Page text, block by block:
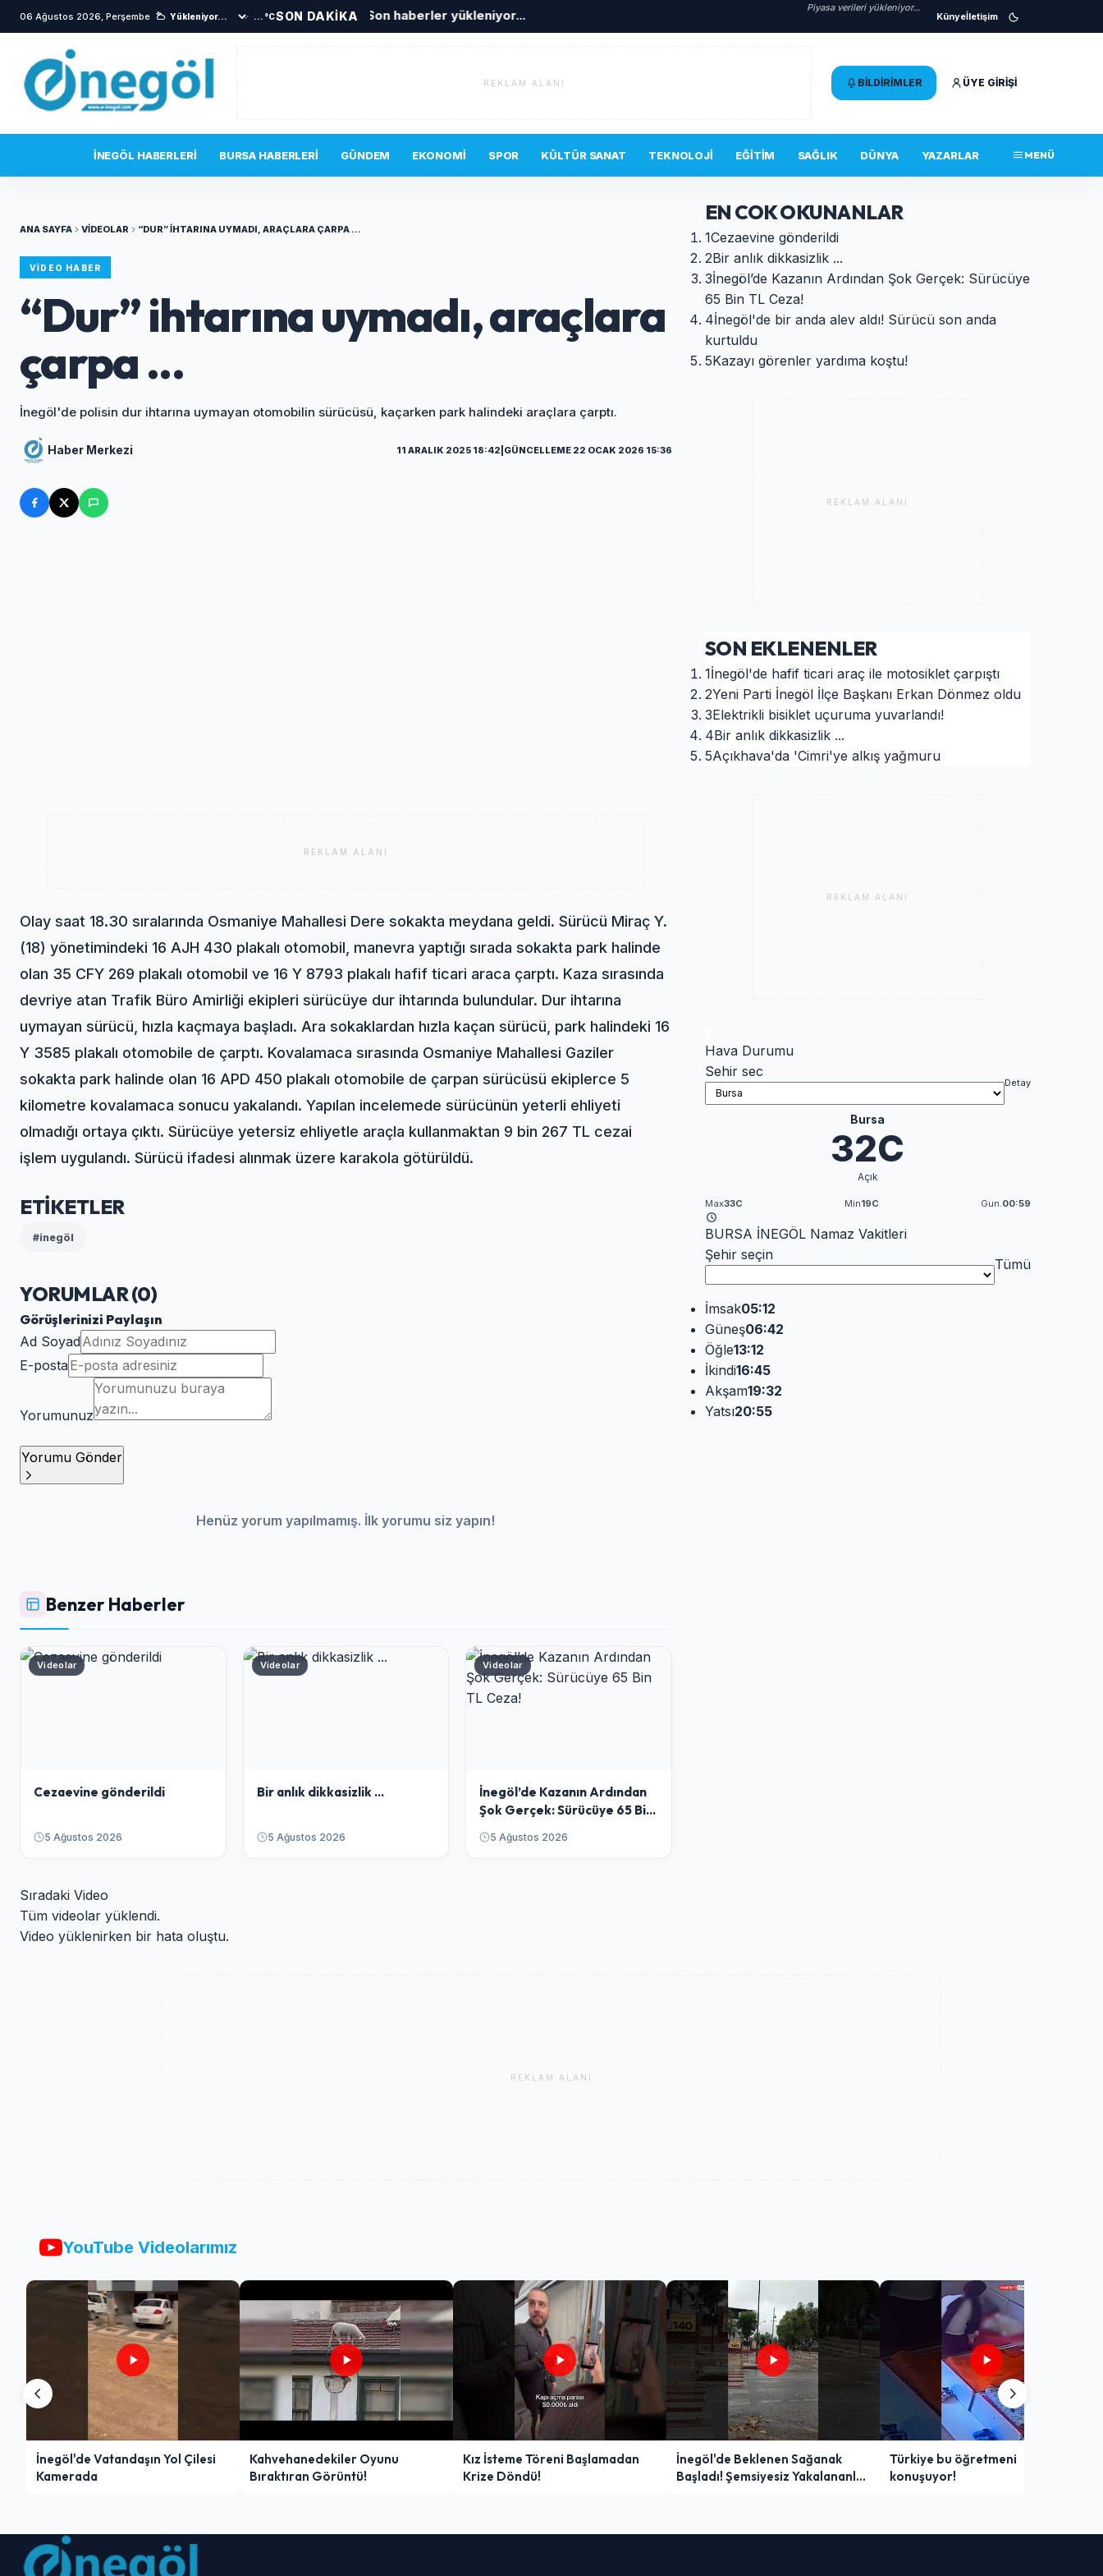
06 Ağustos 2026, Perşembe ...°CSON DAKİKA Son haberler yükleniyor... Piyasa verileri yükleniyor...
Künyeİletişim
REKLAM ALANI BILDIRIMLER ÜYE GIRIŞI
İNEGÖL HABERLERI BURSA HABERLERI GÜNDEM EKONOMI SPOR KÜLTÜR SANAT TEKNOLOJI EĞITIM SAĞLIK DÜNYA YAZARLAR MENÜ
ANA SAYFA VIDEOLAR “DUR” IHTARINA UYMADI, ARAÇLARA ÇARPA ...
VIDEO HABER
“Dur” ihtarına uymadı, araçlara
çarpa ...
İnegöl'de polisin dur ihtarına uymayan otomobilin sürücüsü, kaçarken park halindeki araçlara çarptı.
Haber Merkezi 11 ARALIK 2025 18:42 GÜNCELLEME 22 OCAK 2026 15:36
REKLAM ALANI
Olay saat 18.30 sıralarında Osmaniye Mahallesi Dere sokakta meydana geldi. Sürücü Miraç Y.
(18) yönetimindeki 16 AJH 430 plakalı otomobil, manevra yaptığı sırada sokakta park halinde
olan 35 CFY 269 plakalı otomobil ve 16 Y 8793 plakalı hafif ticari araca çarptı. Kaza sırasında
devriye atan Trafik Büro Amirliği ekipleri sürücüye dur ihtarında bulundular. Dur ihtarına
uymayan sürücü, hızla kaçmaya başladı. Ara sokaklardan hızla kaçan sürücü, park halindeki 16
Y 3585 plakalı otomobile de çarptı. Kovalamaca sırasında Osmaniye Mahallesi Gaziler
sokakta park halinde olan 16 APD 450 plakalı otomobile de çarpan sürücüsü ekiplerce 5
kilometre kovalamaca sonucu yakalandı. Yapılan incelemede sürücünün yeterli ehliyeti
olmadığı ortaya çıktı. Sürücüye yetersiz ehliyetle araçla kullanmaktan 9 bin 267 TL cezai
işlem uygulandı. Sürücü ifadesi alınmak üzere karakola götürüldü.
ETİKETLER
#inegöl
YORUMLAR (0)
Görüşlerinizi Paylaşın
Ad Soyad
E-posta
Yorumunuz
Yorumu Gönder
Henüz yorum yapılmamış. İlk yorumu siz yapın!
Benzer Haberler
Videolar
Cezaevine gönderildi
5 Ağustos 2026
Videolar
Bir anlık dikkasizlik ...
5 Ağustos 2026
Videolar
​İnegöl’de Kazanın Ardından
Şok Gerçek: Sürücüye 65 Bin
5 Ağustos 2026
Sıradaki Video
Tüm videolar yüklendi.
Video yüklenirken bir hata oluştu.
EN COK OKUNANLAR
1Cezaevine gönderildi
2Bir anlık dikkasizlik ...
3​İnegöl’de Kazanın Ardından Şok Gerçek: Sürücüye
65 Bin TL Ceza!
4İnegöl'de bir anda alev aldı! Sürücü son anda
kurtuldu
5Kazayı görenler yardıma koştu!
REKLAM ALANI
SON EKLENENLER
1İnegöl'de hafif ticari araç ile motosiklet çarpıştı
2Yeni Parti İnegöl İlçe Başkanı Erkan Dönmez oldu
3Elektrikli bisiklet uçuruma yuvarlandı!
4Bir anlık dikkasizlik ...
5Açıkhava'da 'Cimri'ye alkış yağmuru
REKLAM ALANI
Hava Durumu
Sehir sec
Detay
Bursa
32C
Açık
Max33C Min19C Gun.00:59
BURSA İNEGÖL Namaz Vakitleri
Şehir seçin
Tümü
İmsak05:12
Güneş06:42
Öğle13:12
İkindi16:45
Akşam19:32
Yatsı20:55
REKLAM ALANI
YouTube Videolarımız
İnegöl'de Vatandaşın Yol Çilesi
Kamerada
Kahvehanedekiler Oyunu
Bıraktıran Görüntü!
Kız İsteme Töreni Başlamadan
Krize Döndü!
İnegöl'de Beklenen Sağanak
Başladı! Şemsiyesiz Yakalananlar
Türkiye bu öğretmeni
konuşuyor!